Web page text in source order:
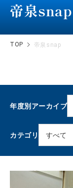
帝泉snap
TOP 帝泉snap
年度別アーカイブ
カテゴリ